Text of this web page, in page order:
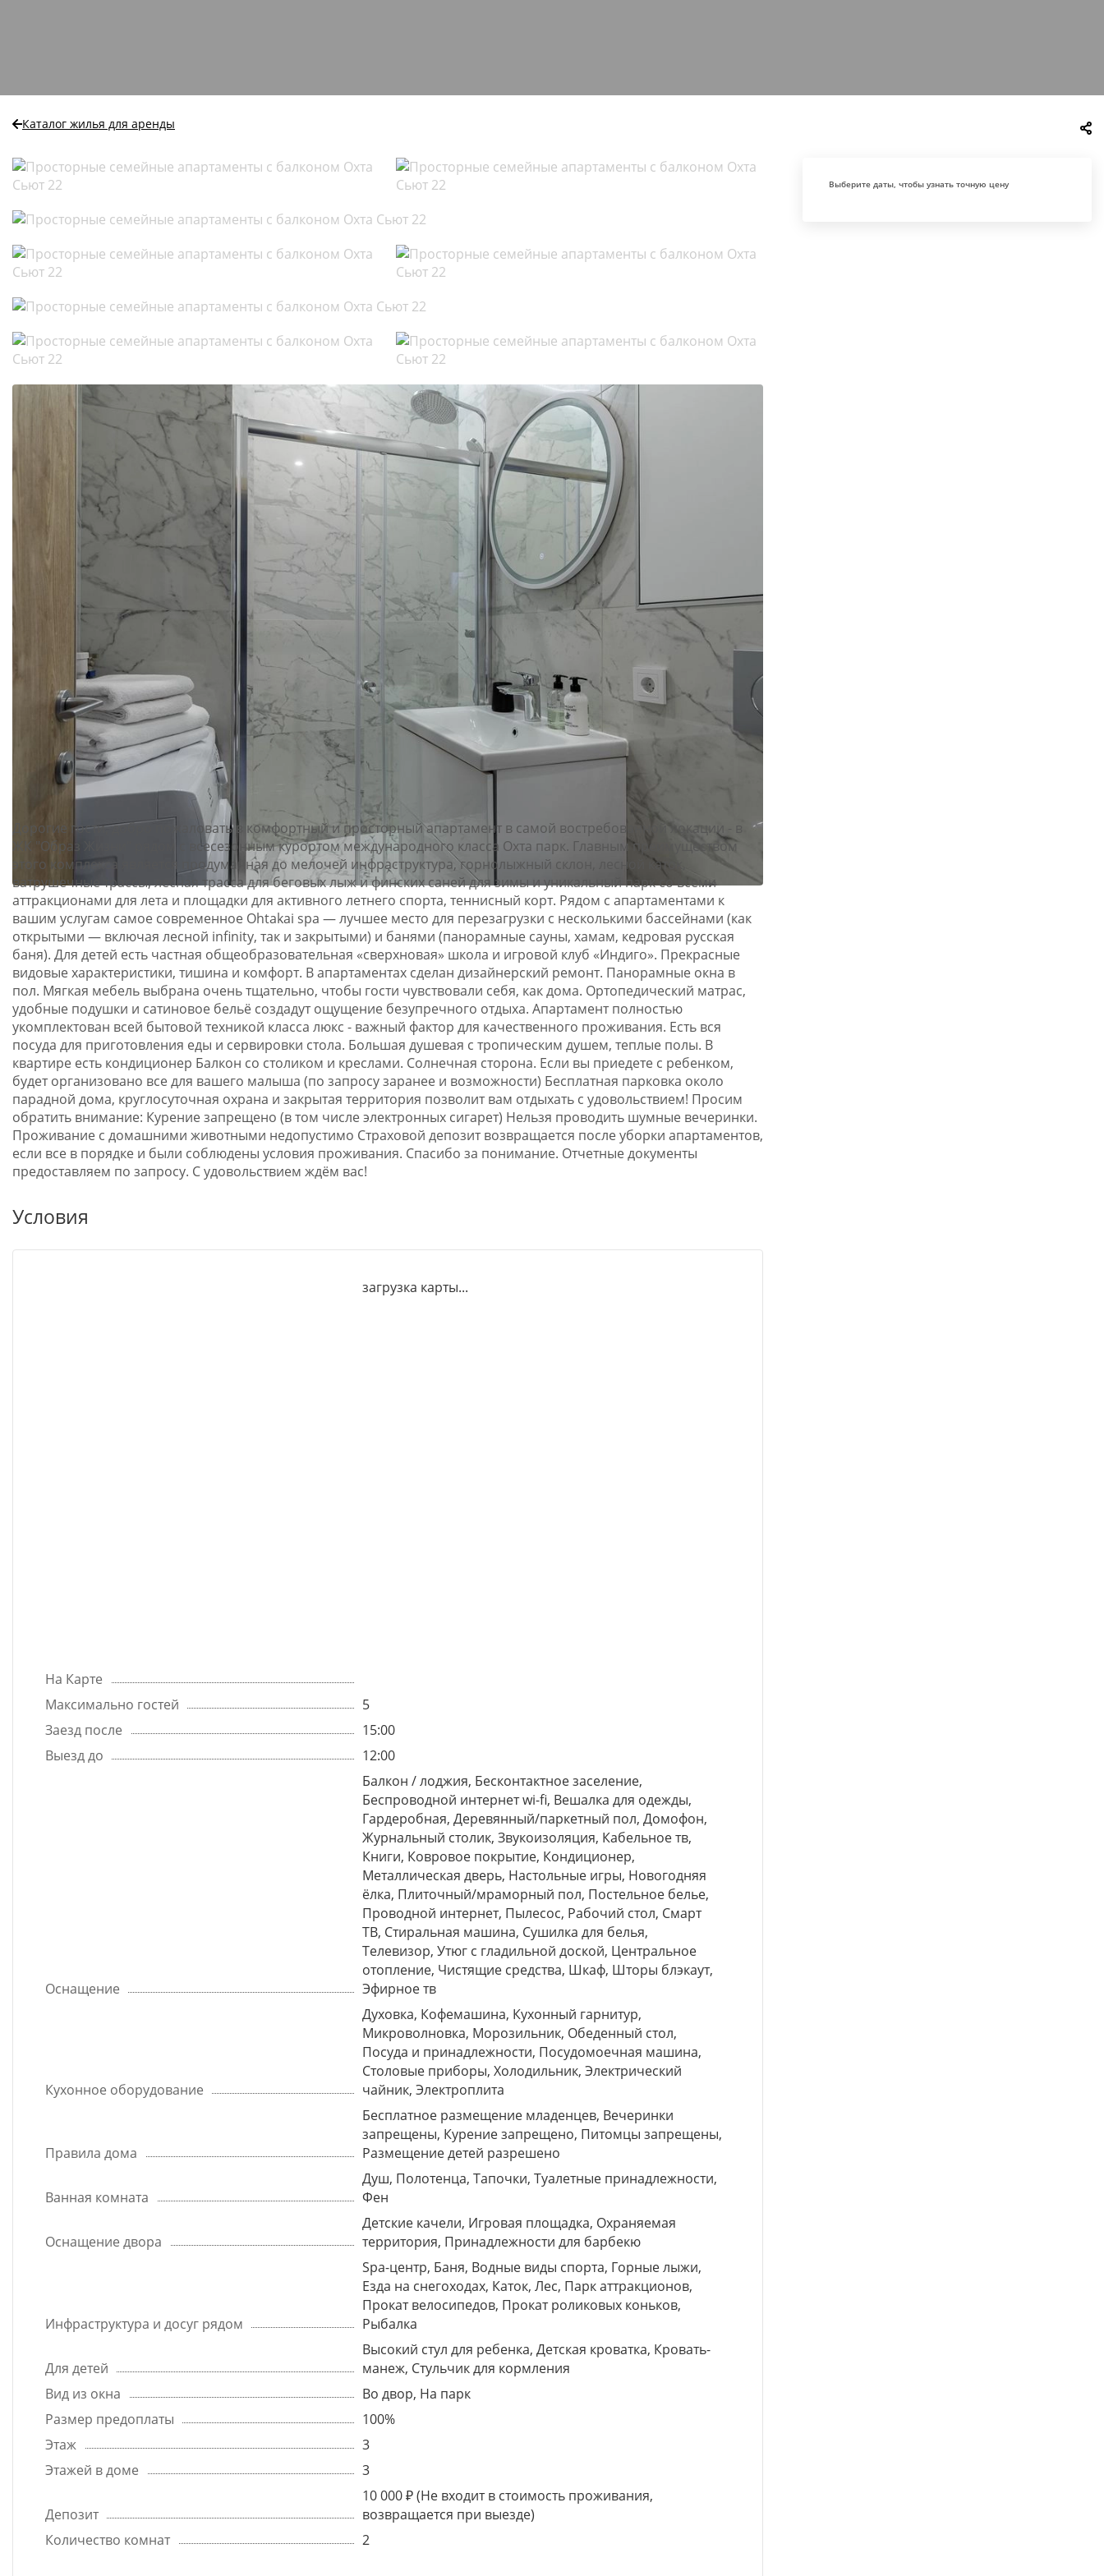
Каталог жилья для аренды
Выберите даты, чтобы узнать точную цену
Дорогие гости, добро пожаловать в комфортный и просторный апартамент в самой востребованной локации - в
ЖК "Образ Жизни" рядом с всесезонным курортом международного класса Охта парк. Главным преимуществом
этого комплекса является продуманная до мелочей инфраструктура, горнолыжный склон, лесной каток,
ватрушечные трассы, лесная трасса для беговых лыж и финских саней для зимы и уникальный парк со всеми
аттракционами для лета и площадки для активного летнего спорта, теннисный корт. Рядом с апартаментами к
вашим услугам самое современное Оhtakai spa — лучшее место для перезагрузки с несколькими бассейнами (как
открытыми — включая лесной infinity, так и закрытыми) и банями (панорамные сауны, хамам, кедровая русская
баня). Для детей есть частная общеобразовательная «сверхновая» школа и игровой клуб «Индиго». Прекрасные
видовые характеристики, тишина и комфорт. В апартаментах сделан дизайнерский ремонт. Панорамные окна в
пол. Мягкая мебель выбрана очень тщательно, чтобы гости чувствовали себя, как дома. Ортопедический матрас,
удобные подушки и сатиновое бельё создадут ощущение безупречного отдыха. Апартамент полностью
укомплектован всей бытовой техникой класса люкс - важный фактор для качественного проживания. Есть вся
посуда для приготовления еды и сервировки стола. Большая душевая с тропическим душем, теплые полы. В
квартире есть кондиционер Балкон со столиком и креслами. Солнечная сторона. Если вы приедете с ребенком,
будет организовано все для вашего малыша (по запросу заранее и возможности) Бесплатная парковка около
парадной дома, круглосуточная охрана и закрытая территория позволит вам отдыхать с удовольствием! Просим
обратить внимание: Курение запрещено (в том числе электронных сигарет) Нельзя проводить шумные вечеринки.
Проживание с домашними животными недопустимо Страховой депозит возвращается после уборки апартаментов,
если все в порядке и были соблюдены условия проживания. Спасибо за понимание. Отчетные документы
предоставляем по запросу. С удовольствием ждём вас!
Условия
На Карте
загрузка карты...
Максимально гостей
5
Заезд после
15:00
Выезд до
12:00
Оснащение
Балкон / лоджия, Бесконтактное заселение,
Беспроводной интернет wi-fi, Вешалка для одежды,
Гардеробная, Деревянный/паркетный пол, Домофон,
Журнальный столик, Звукоизоляция, Кабельное тв,
Книги, Ковровое покрытие, Кондиционер,
Металлическая дверь, Настольные игры, Новогодняя
ёлка, Плиточный/мраморный пол, Постельное белье,
Проводной интернет, Пылесос, Рабочий стол, Смарт
ТВ, Стиральная машина, Сушилка для белья,
Телевизор, Утюг с гладильной доской, Центральное
отопление, Чистящие средства, Шкаф, Шторы блэкаут,
Эфирное тв
Кухонное оборудование
Духовка, Кофемашина, Кухонный гарнитур,
Микроволновка, Морозильник, Обеденный стол,
Посуда и принадлежности, Посудомоечная машина,
Столовые приборы, Холодильник, Электрический
чайник, Электроплита
Правила дома
Бесплатное размещение младенцев, Вечеринки
запрещены, Курение запрещено, Питомцы запрещены,
Размещение детей разрешено
Ванная комната
Душ, Полотенца, Тапочки, Туалетные принадлежности,
Фен
Оснащение двора
Детские качели, Игровая площадка, Охраняемая
территория, Принадлежности для барбекю
Инфраструктура и досуг рядом
Spa-центр, Баня, Водные виды спорта, Горные лыжи,
Езда на снегоходах, Каток, Лес, Парк аттракционов,
Прокат велосипедов, Прокат роликовых коньков,
Рыбалка
Для детей
Высокий стул для ребенка, Детская кроватка, Кровать-
манеж, Стульчик для кормления
Вид из окна
Во двор, На парк
Размер предоплаты
100%
Этаж
3
Этажей в доме
3
Депозит
10 000 ₽ (Не входит в стоимость проживания,
возвращается при выезде)
Количество комнат
2